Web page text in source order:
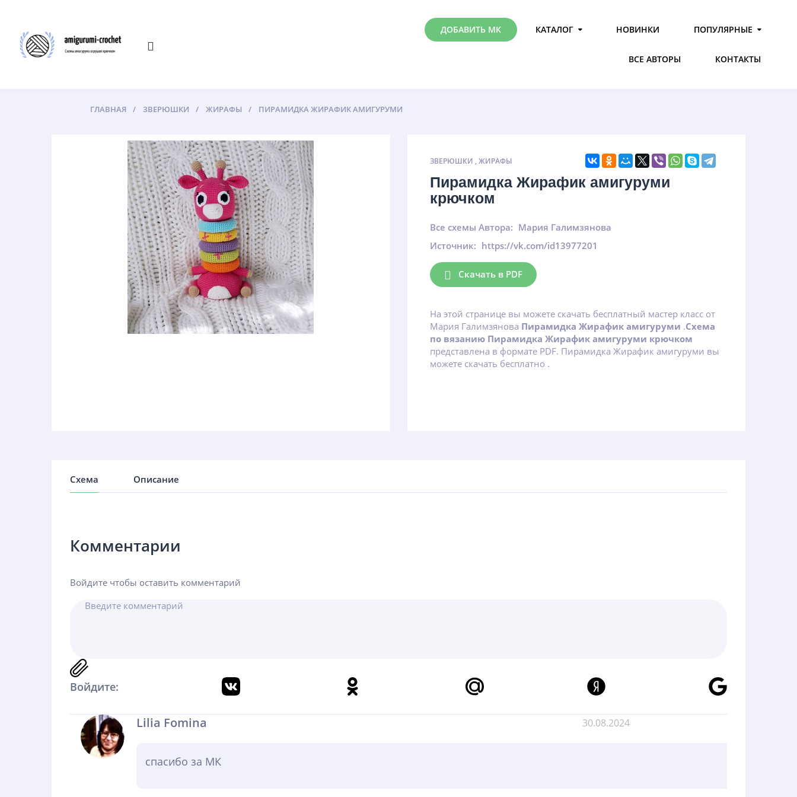
ДОБАВИТЬ МК КАТАЛОГ НОВИНКИ ПОПУЛЯРНЫЕ
ВСЕ АВТОРЫ КОНТАКТЫ
ГЛАВНАЯ ЗВЕРЮШКИ ЖИРАФЫ ПИРАМИДКА ЖИРАФИК АМИГУРУМИ
ЗВЕРЮШКИ ,ЖИРАФЫ
Пирамидка Жирафик амигуруми
крючком
Все схемы Автора: Мария Галимзянова
Источник: https://vk.com/id13977201
Скачать в PDF
На этой странице вы можете скачать бесплатный мастер класс от
Мария Галимзянова Пирамидка Жирафик амигуруми .Схема
по вязанию Пирамидка Жирафик амигуруми крючком
представлена в формате PDF. Пирамидка Жирафик амигуруми вы
можете скачать бесплатно .
Схема Описание
Комментарии
Войдите чтобы оставить комментарий
Войдите:
Lilia Fomina 30.08.2024
спасибо за МК